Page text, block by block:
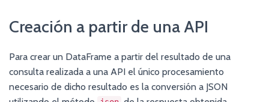
Creación a partir de una API
Para crear un DataFrame a partir del resultado de una
consulta realizada a una API el único procesamiento
necesario de dicho resultado es la conversión a JSON